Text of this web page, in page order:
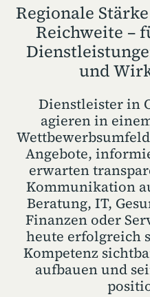
Regionale
Reichweite –
und
Dienstleister in
agieren in
Angebote,
erwarten
Kommunikation
Beratung, IT,
Finanzen oder
heute erfolgreich
Kompetenz
aufbauen und